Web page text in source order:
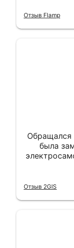
Отзыв Flamp
Обращался
была
сделали
Отзыв 2GIS